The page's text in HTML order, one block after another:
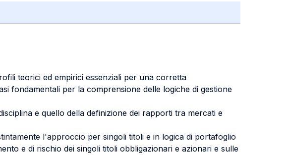
teorici ed empirici essenziali per una corretta
fondamentali per la comprensione delle logiche di gestione
e quello della definizione dei rapporti tra mercati e
l'approccio per singoli titoli e in logica di portafoglio
e di rischio dei singoli titoli obbligazionari e azionari e sulle